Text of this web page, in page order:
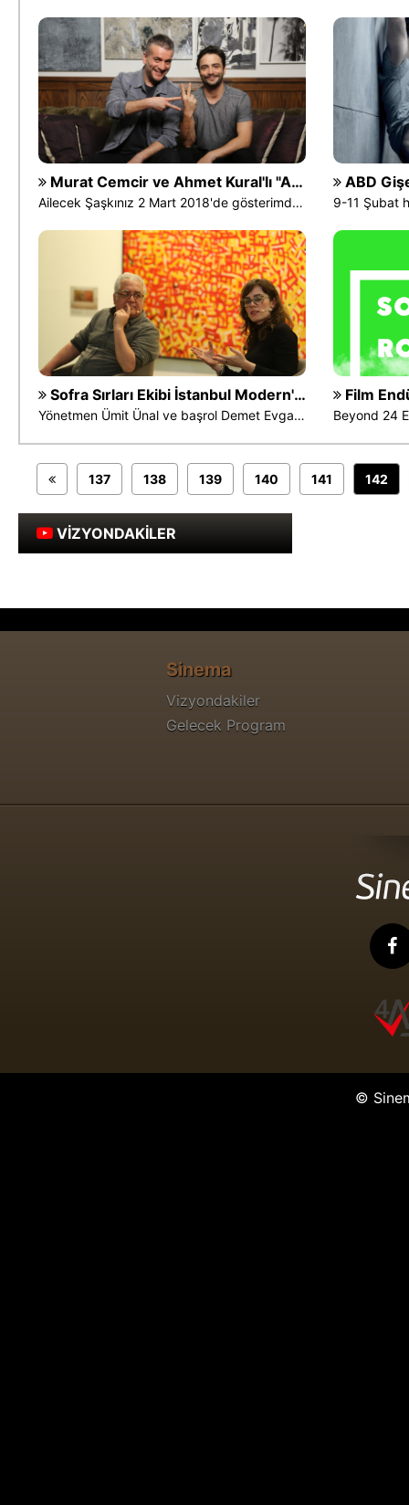
Murat Cemcir ve Ahmet Kural'lı "Ailecek Şaşkınız"dan Fragman
Ailecek Şaşkınız 2 Mart 2018'de gösterimde olacak
ABD
Sofra Sırları Ekibi İstanbul Modern'deydi
Yönetmen Ümit Ünal ve başrol Demet Evgar filmi anlattı
Film
Beyond 24
137 138 139 140 141 142
VİZYONDAKİLER
Sinema
Vizyondakiler
Gelecek Program
©